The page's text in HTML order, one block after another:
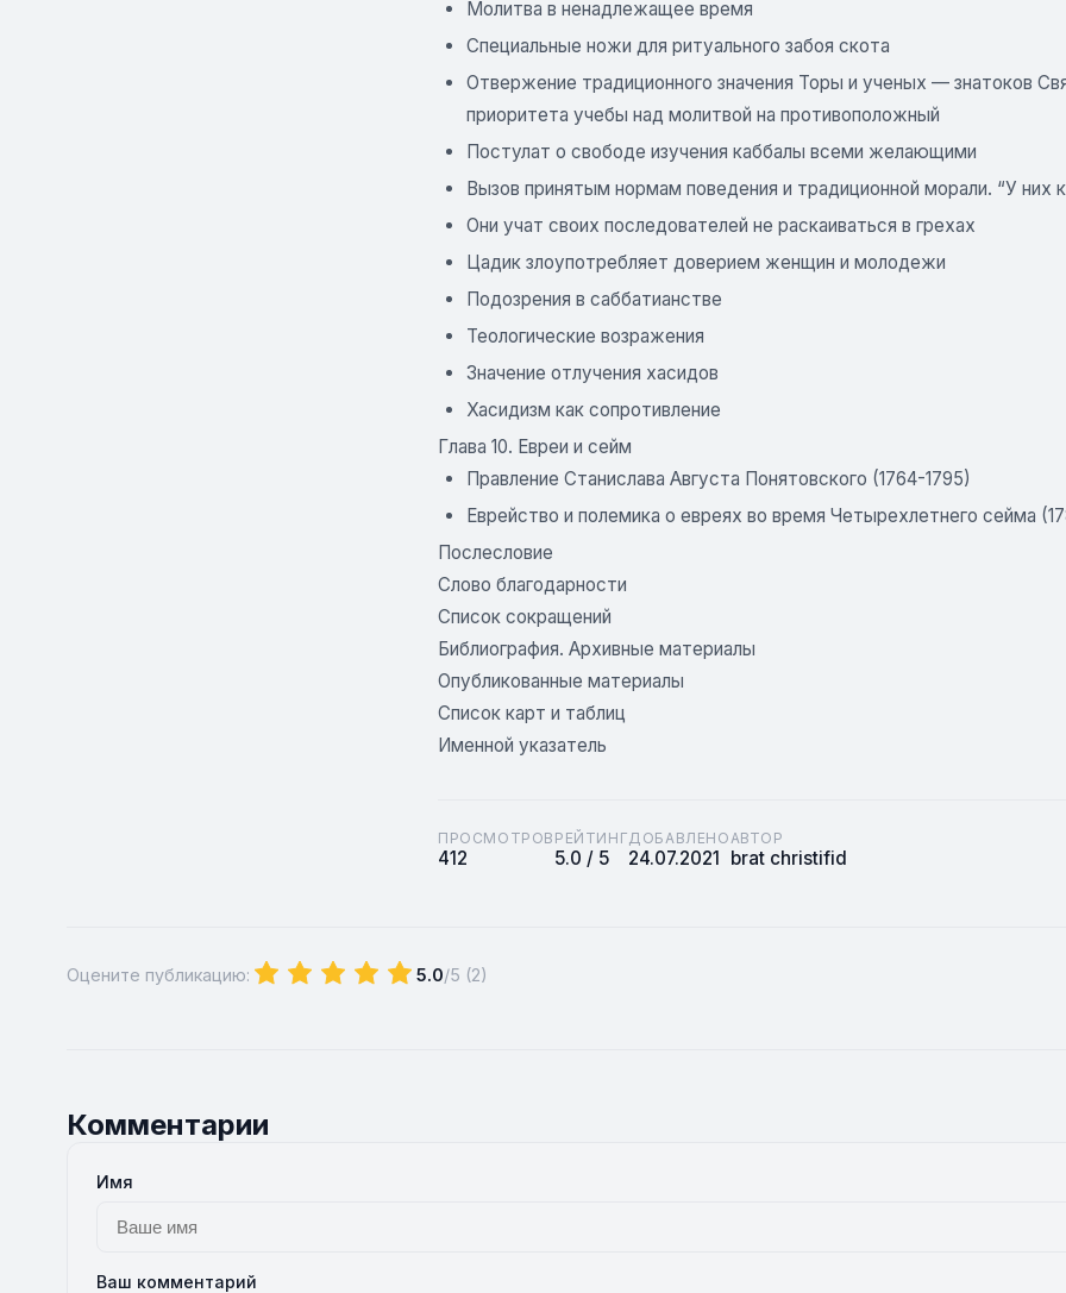
Молитва в ненадлежащее время
Специальные ножи для ритуального забоя скота
Отвержение традиционного значения Торы и ученых — знатоков
приоритета учебы над молитвой на противоположный
Постулат о свободе изучения каббалы всеми желающими
Вызов принятым нормам поведения и традиционной морали. “У них
Они учат своих последователей не раскаиваться в грехах
Цадик злоупотребляет доверием женщин и молодежи
Подозрения в саббатианстве
Теологические возражения
Значение отлучения хасидов
Хасидизм как сопротивление
Глава 10. Евреи и сейм
Правление Станислава Августа Понятовского (1764-1795)
Еврейство и полемика о евреях во время Четырехлетнего сейма
Послесловие
Слово благодарности
Список сокращений
Библиография. Архивные материалы
Опубликованные материалы
Список карт и таблиц
Именной указатель
ПРОСМОТРОВ
412
РЕЙТИНГ
5.0 / 5
ДОБАВЛЕНО
24.07.2021
АВТОР
brat christifid
Оцените публикацию: 5.0/5 (2)
Комментарии
Имя
Ваш комментарий